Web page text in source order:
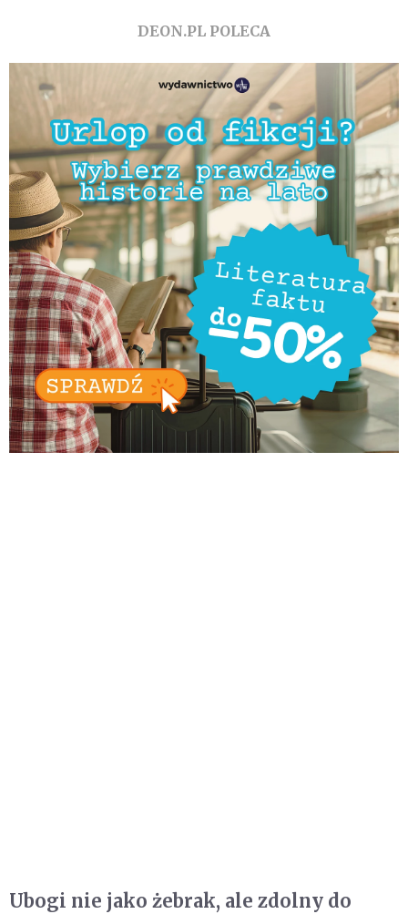
DEON.PL POLECA
Ubogi nie jako żebrak, ale zdolny do